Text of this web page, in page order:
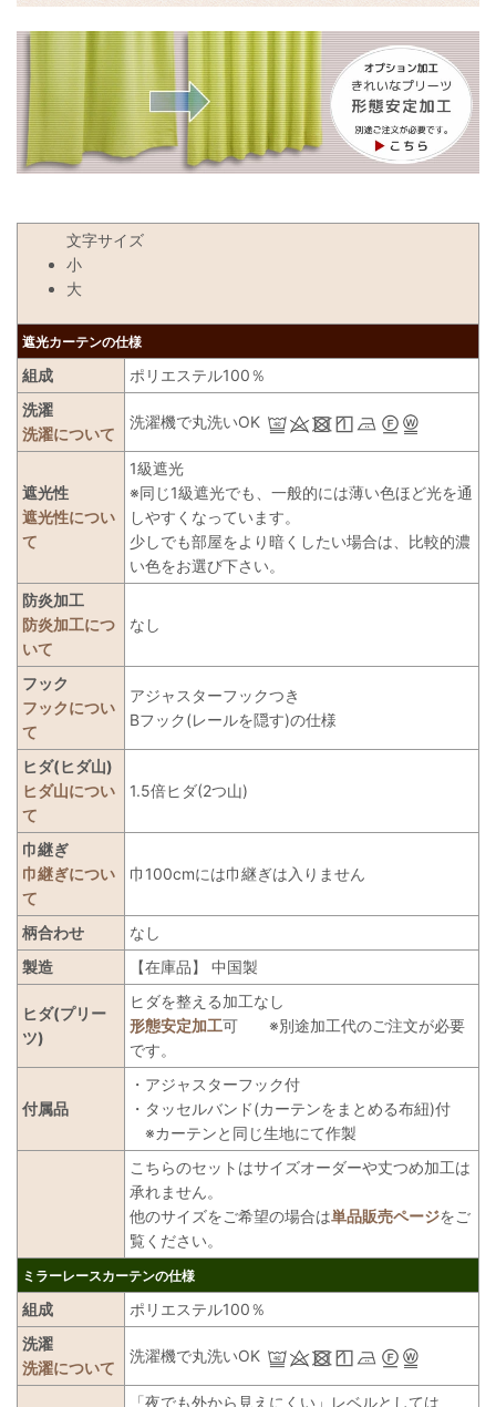
文字サイズ
小
大
遮光カーテンの仕様
組成
ポリエステル100％
洗濯
洗濯について
洗濯機で丸洗いOK
遮光性
遮光性につい
て
1級遮光
※同じ1級遮光でも、一般的には薄い色ほど光を通
しやすくなっています。
少しでも部屋をより暗くしたい場合は、比較的濃
い色をお選び下さい。
防炎加工
防炎加工につ
いて
なし
フック
フックについ
て
アジャスターフックつき
Bフック(レールを隠す)の仕様
ヒダ(ヒダ山)
ヒダ山につい
て
1.5倍ヒダ(2つ山)
巾継ぎ
巾継ぎについ
て
巾100cmには巾継ぎは入りません
柄合わせ
なし
製造
【在庫品】 中国製
ヒダ(プリー
ツ)
ヒダを整える加工なし
形態安定加工可 ※別途加工代のご注文が必要
です。
付属品
・アジャスターフック付
・タッセルバンド(カーテンをまとめる布紐)付
※カーテンと同じ生地にて作製
こちらのセットはサイズオーダーや丈つめ加工は
承れません。
他のサイズをご希望の場合は単品販売ページをご
覧ください。
ミラーレースカーテンの仕様
組成
ポリエステル100％
洗濯
洗濯について
洗濯機で丸洗いOK
「夜でも外から見えにくい」レベルとしては